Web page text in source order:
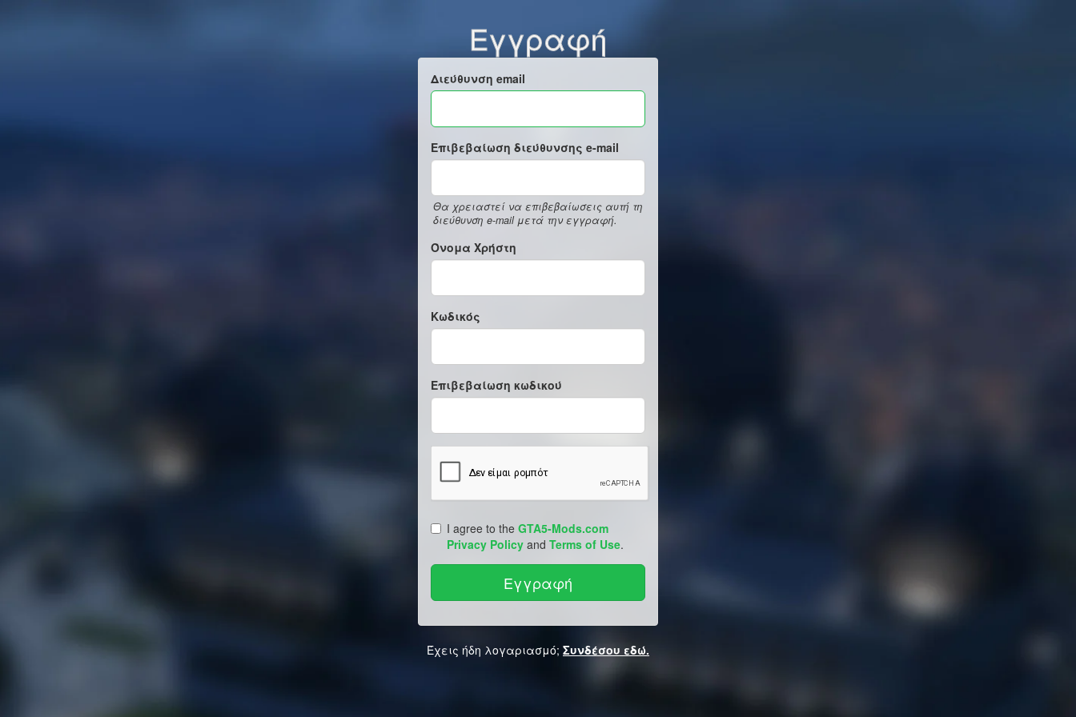
Εγγραφή
Διεύθυνση email
Επιβεβαίωση διεύθυνσης e-mail
Θα χρειαστεί να επιβεβαίωσεις αυτή τη
διεύθυνση e-mail μετά την εγγραφή.
Όνομα Χρήστη
Κωδικός
Επιβεβαίωση κωδικού
I agree to the GTA5-Mods.com
Privacy Policy and Terms of Use.
Έχεις ήδη λογαριασμό; Συνδέσου εδώ.